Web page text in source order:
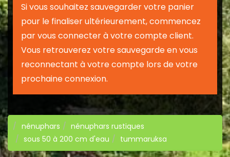
Si vous souhaitez sauvegarder votre panier
pour le finaliser ultérieurement, commencez
par vous connecter à votre compte client.
Vous retrouverez votre sauvegarde en vous
reconnectant à votre compte lors de votre
prochaine connexion.
nénuphars
nénuphars rustiques
sous 50 à 200 cm d'eau
tummaruksa